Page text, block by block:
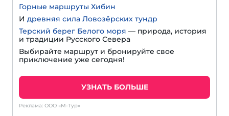
Горные маршруты Хибин
И древняя сила Ловозёрских тундр
Терский берег Белого моря — природа, история
и традиции Русского Севера
Выбирайте маршрут и бронируйте свое
приключение уже сегодня!
УЗНАТЬ БОЛЬШЕ
Реклама: ООО «М-Тур»